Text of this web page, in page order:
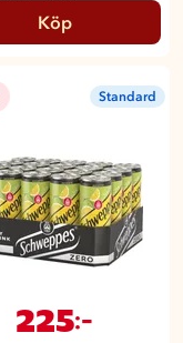
Köp
Standard
225:-